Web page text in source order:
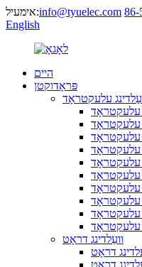
אימעיל:info@tyuelec.com
English
היים
פּראָדוקטן
עלעקטראָד
עלעקטראָד
עלעקטראָד
עלעקטראָד
עלעקטראָד
עלעקטראָד
עלעקטראָד
עלעקטראָד
עלעקטראָד
עלעקטראָד
עלעקטראָד
וועַלדינג דראָט
דראָט
דראָט